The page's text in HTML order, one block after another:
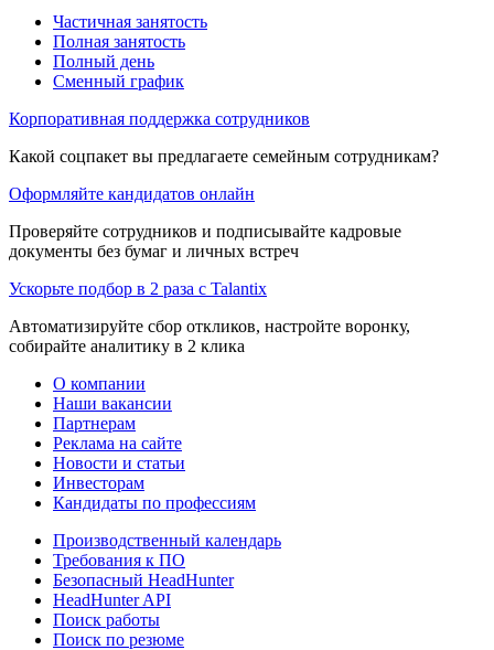
Частичная занятость
Полная занятость
Полный день
Сменный график
Корпоративная поддержка сотрудников
Какой соцпакет вы предлагаете семейным сотрудникам?
Оформляйте кандидатов онлайн
Проверяйте сотрудников и подписывайте кадровые
документы без бумаг и личных встреч
Ускорьте подбор в 2 раза с Talantix
Автоматизируйте сбор откликов, настройте воронку,
собирайте аналитику в 2 клика
О компании
Наши вакансии
Партнерам
Реклама на сайте
Новости и статьи
Инвесторам
Кандидаты по профессиям
Производственный календарь
Требования к ПО
Безопасный HeadHunter
HeadHunter API
Поиск работы
Поиск по резюме